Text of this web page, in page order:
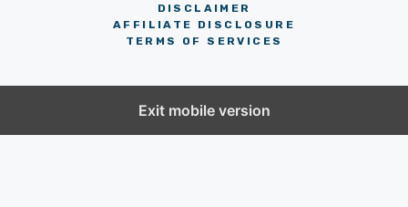
DISCLAIMER
AFFILIATE DISCLOSURE
TERMS OF SERVICES
Exit mobile version